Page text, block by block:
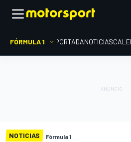
FÓRMULA 1 PORTADANOTICIAS
NOTICIAS Fórmula 1